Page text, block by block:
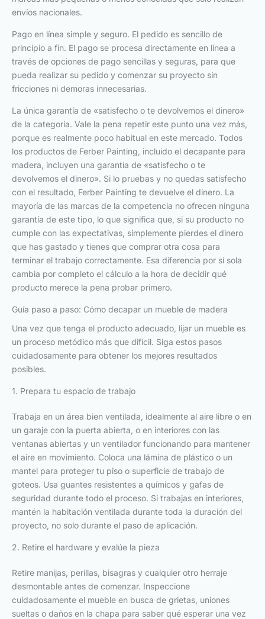
envíos nacionales.
Pago en línea simple y seguro. El pedido es sencillo de
principio a fin. El pago se procesa directamente en línea a
través de opciones de pago sencillas y seguras, para que
pueda realizar su pedido y comenzar su proyecto sin
fricciones ni demoras innecesarias.
La única garantía de «satisfecho o te devolvemos el dinero»
de la categoría. Vale la pena repetir este punto una vez más,
porque es realmente poco habitual en este mercado. Todos
los productos de Ferber Painting, incluido el decapante para
madera, incluyen una garantía de «satisfecho o te
devolvemos el dinero». Si lo pruebas y no quedas satisfecho
con el resultado, Ferber Painting te devuelve el dinero. La
mayoría de las marcas de la competencia no ofrecen ninguna
garantía de este tipo, lo que significa que, si su producto no
cumple con las expectativas, simplemente pierdes el dinero
que has gastado y tienes que comprar otra cosa para
terminar el trabajo correctamente. Esa diferencia por sí sola
cambia por completo el cálculo a la hora de decidir qué
producto merece la pena probar primero.
Guía paso a paso: Cómo decapar un mueble de madera
Una vez que tenga el producto adecuado, lijar un mueble es
un proceso metódico más que difícil. Siga estos pasos
cuidadosamente para obtener los mejores resultados
posibles.
1. Prepara tu espacio de trabajo
Trabaja en un área bien ventilada, idealmente al aire libre o en
un garaje con la puerta abierta, o en interiores con las
ventanas abiertas y un ventilador funcionando para mantener
el aire en movimiento. Coloca una lámina de plástico o un
mantel para proteger tu piso o superficie de trabajo de
goteos. Usa guantes resistentes a químicos y gafas de
seguridad durante todo el proceso. Si trabajas en interiores,
mantén la habitación ventilada durante toda la duración del
proyecto, no solo durante el paso de aplicación.
2. Retire el hardware y evalúe la pieza
Retire manijas, perillas, bisagras y cualquier otro herraje
desmontable antes de comenzar. Inspeccione
cuidadosamente el mueble en busca de grietas, uniones
sueltas o daños en la chapa para saber qué esperar una vez